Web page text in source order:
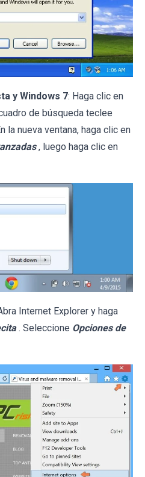
y Windows 7: Haga clic en
de búsqueda teclee
la nueva ventana, haga clic en
, luego haga clic en
Internet Explorer y haga
. Seleccione Opciones de